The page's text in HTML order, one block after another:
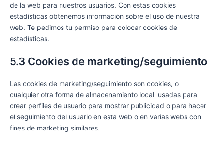
de la web para nuestros usuarios. Con estas cookies
estadísticas obtenemos información sobre el uso de nuestra
web. Te pedimos tu permiso para colocar cookies de
estadísticas.
5.3 Cookies de marketing/seguimiento
Las cookies de marketing/seguimiento son cookies, o
cualquier otra forma de almacenamiento local, usadas para
crear perfiles de usuario para mostrar publicidad o para hacer
el seguimiento del usuario en esta web o en varias webs con
fines de marketing similares.